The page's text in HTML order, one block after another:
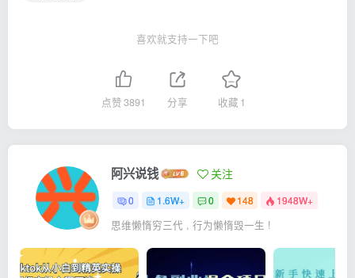
喜欢就支持一下吧
点赞3891 分享 收藏 1
阿兴说钱 关注
0 1.6W+ 0 148 1948W+
思维懒惰穷三代 , 行为懒惰毁一生 !